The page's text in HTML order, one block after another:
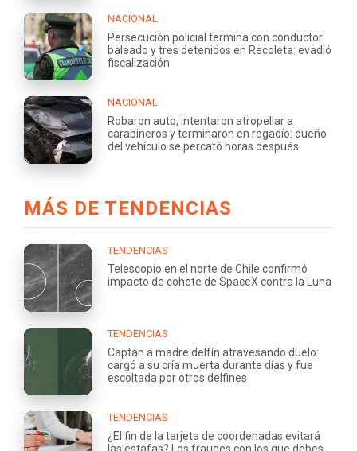
NACIONAL
Persecución policial termina con conductor
baleado y tres detenidos en Recoleta: evadió
fiscalización
NACIONAL
Robaron auto, intentaron atropellar a
carabineros y terminaron en regadío: dueño
del vehículo se percató horas después
MÁS DE TENDENCIAS
TENDENCIAS
Telescopio en el norte de Chile confirmó
impacto de cohete de SpaceX contra la Luna
TENDENCIAS
Captan a madre delfín atravesando duelo:
cargó a su cría muerta durante días y fue
escoltada por otros delfines
TENDENCIAS
¿El fin de la tarjeta de coordenadas evitará
las estafas? Los fraudes con los que debes